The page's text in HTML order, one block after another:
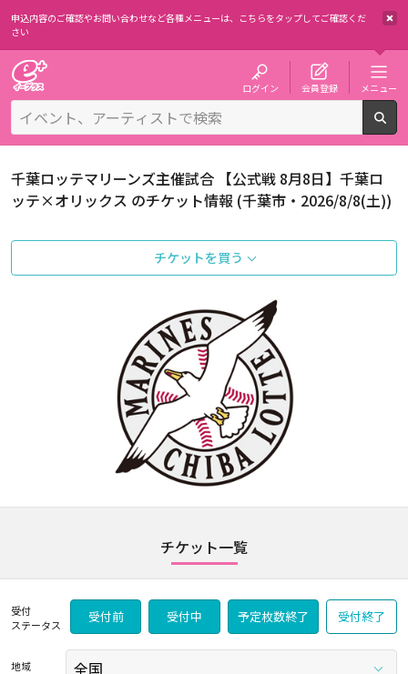
申込内容のご確認やお問い合わせなど各種メニューは、 こちらをタップしてご確認くだ
さい
ログイン 会員登録 メニュー
千葉ロッテマリーンズ主催試合 【公式戦 8月8日】千葉ロ
ッテ×オリックス のチケット情報 (千葉市・2026/8/8(土))
チケットを買う
チケット一覧
受付
ステータス
受付前 受付中 予定枚数終了 受付終了
地域